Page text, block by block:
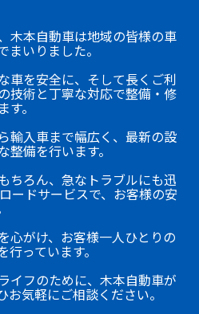
木本自動車は地域の皆様の車
いりました。
車を安全に、そして長くご利
技術と丁寧な対応で整備・修
。
輸入車まで幅広く、最新の設
備を行います。
ちろん、急なトラブルにも迅
ードサービスで、お客様の安
心がけ、お客様一人ひとりの
っています。
イフのために、木本自動車が
気軽にご相談ください。